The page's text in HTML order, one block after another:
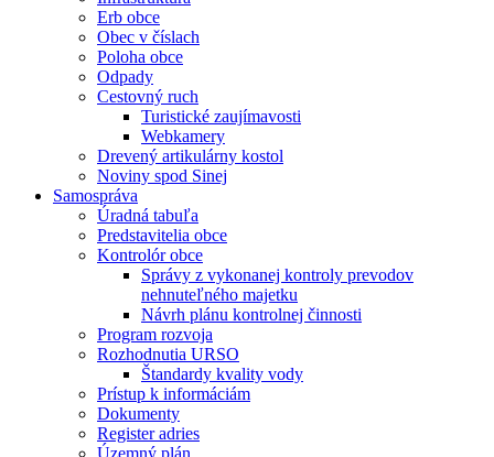
Erb obce
Obec v číslach
Poloha obce
Odpady
Cestovný ruch
Turistické zaujímavosti
Webkamery
Drevený artikulárny kostol
Noviny spod Sinej
Samospráva
Úradná tabuľa
Predstavitelia obce
Kontrolór obce
Správy z vykonanej kontroly prevodov
nehnuteľného majetku
Návrh plánu kontrolnej činnosti
Program rozvoja
Rozhodnutia URSO
Štandardy kvality vody
Prístup k informáciám
Dokumenty
Register adries
Územný plán